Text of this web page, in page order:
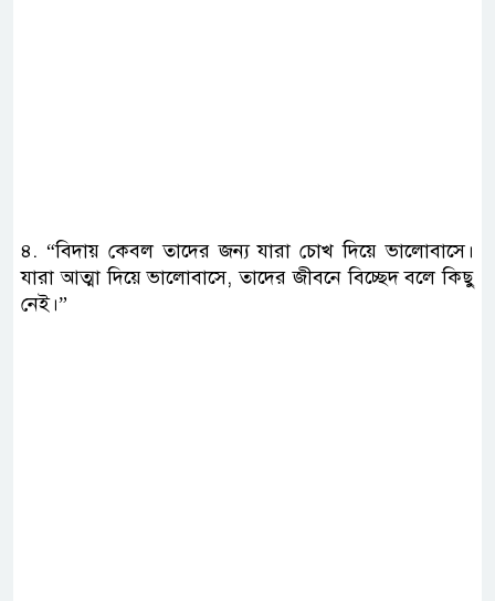
৪. “বিদায় কেবল তাদের জন্য যারা চোখ দিয়ে ভালোবাসে।
যারা আত্মা দিয়ে ভালোবাসে, তাদের জীবনে বিচ্ছেদ বলে কিছু
নেই।”